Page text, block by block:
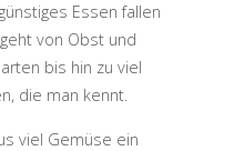
Essen fallen
von Obst und
bis hin zu viel
die man kennt.
viel Gemüse ein